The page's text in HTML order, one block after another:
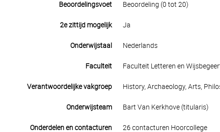
Beoordelingsvoet Beoordeling (0 tot 20)
2e zittijd mogelijk Ja
Onderwijstaal Nederlands
Faculteit Faculteit Letteren en
Verantwoordelijke vakgroep History, Archaeology, Arts,
Onderwijsteam Bart Van Kerkhove (titularis)
Onderdelen en contacturen 26 contacturen Hoorcollege